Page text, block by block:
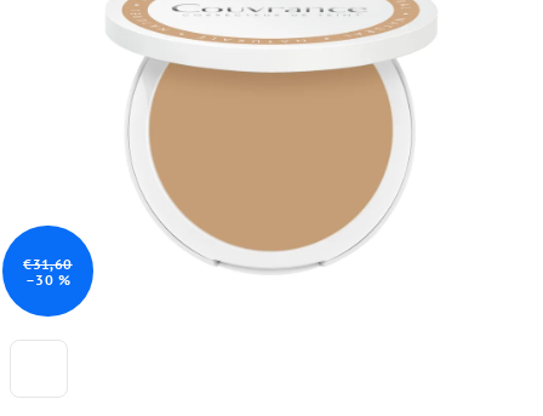
€31,60
–30 %